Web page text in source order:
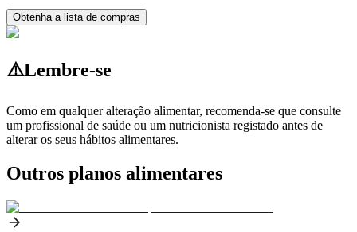
Obtenha a lista de compras
⚠️Lembre-se
Como em qualquer alteração alimentar, recomenda-se que consulte
um profissional de saúde ou um nutricionista registado antes de
alterar os seus hábitos alimentares.
Outros planos alimentares